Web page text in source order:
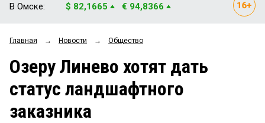
ОБЩЕСТВО
ЗАКОН
НОВОСТИ КОМПАНИЙ
Рейтинги
Блоги
В Омске: $ 82,1665 € 94,8366
Главная → Новости → Общество
Озеру Линево хотят дать
статус ландшафтного
заказника